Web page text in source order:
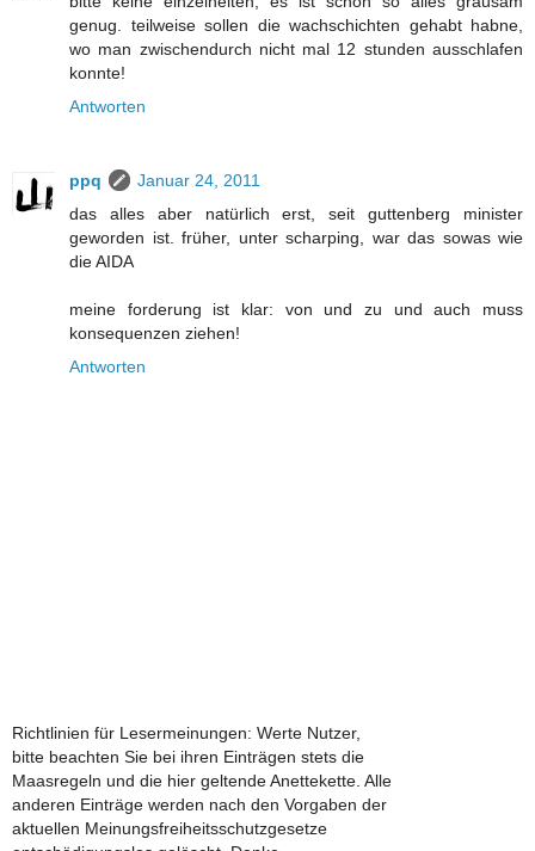
genug. teilweise sollen die wachschichten gehabt habne,
wo man zwischendurch nicht mal 12 stunden ausschlafen
konnte!
Antworten
ppq
Januar 24, 2011
das alles aber natürlich erst, seit guttenberg minister
geworden ist. früher, unter scharping, war das sowas wie
die AIDA
meine forderung ist klar: von und zu und auch muss
konsequenzen ziehen!
Antworten
Richtlinien für Lesermeinungen: Werte Nutzer,
bitte beachten Sie bei ihren Einträgen stets die
Maasregeln und die hier geltende Anettekette. Alle
anderen Einträge werden nach den Vorgaben der
aktuellen Meinungsfreiheitsschutzgesetze